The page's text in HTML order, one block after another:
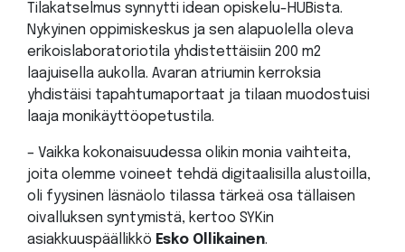
Tilakatselmus synnytti idean opiskelu-HUBista.
Nykyinen oppimiskeskus ja sen alapuolella oleva
erikoislaboratoriotila yhdistettäisiin 200 m2
laajuisella aukolla. Avaran atriumin kerroksia
yhdistäisi tapahtumaportaat ja tilaan muodostuisi
laaja monikäyttöopetustila.
– Vaikka kokonaisuudessa olikin monia vaihteita,
joita olemme voineet tehdä digitaalisilla alustoilla,
oli fyysinen läsnäolo tilassa tärkeä osa tällaisen
oivalluksen syntymistä, kertoo SYKin
asiakkuuspäällikkö Esko Ollikainen.